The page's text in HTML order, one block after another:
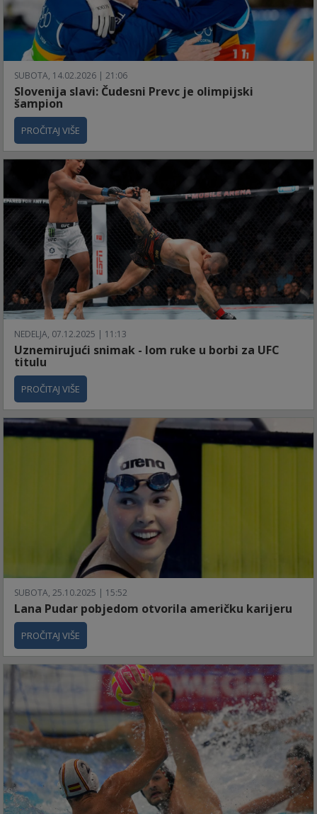
SUBOTA, 14.02.2026 | 21:06
Slovenija slavi: Čudesni Prevc je olimpijski
šampion
PROČITAJ VIŠE
NEDELJA, 07.12.2025 | 11:13
Uznemirujući snimak - lom ruke u borbi za UFC
titulu
PROČITAJ VIŠE
SUBOTA, 25.10.2025 | 15:52
Lana Pudar pobjedom otvorila američku karijeru
PROČITAJ VIŠE